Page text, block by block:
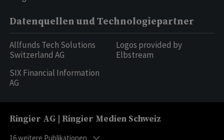
Datenquellen und Technologiepartner
Allfunds Tech Solutions
Switzerland AG
SIX Financial Information
AG
Logos provided by
Elbstream
Ringier AG | Ringier Medien Schweiz
16weitere Publikationen